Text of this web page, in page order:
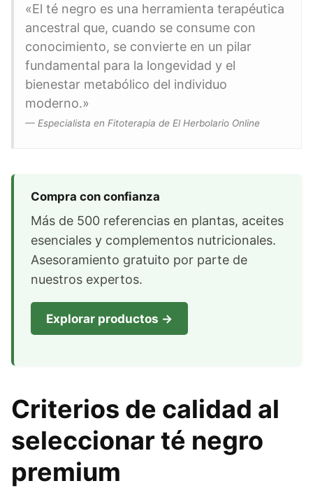
«El té negro es una herramienta terapéutica
ancestral que, cuando se consume con
conocimiento, se convierte en un pilar
fundamental para la longevidad y el
bienestar metabólico del individuo
moderno.»
— Especialista en Fitoterapia de El Herbolario Online
Compra con confianza
Más de 500 referencias en plantas, aceites
esenciales y complementos nutricionales.
Asesoramiento gratuito por parte de
nuestros expertos.
Explorar productos →
Criterios de calidad al
seleccionar té negro
premium